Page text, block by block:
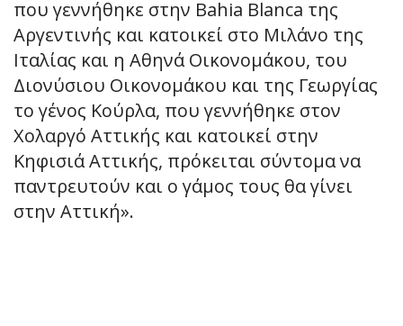
που γεννήθηκε στην Bahia Blanca της
Αργεντινής και κατοικεί στο Μιλάνο της
Ιταλίας και η Αθηνά Οικονομάκου, του
Διονύσιου Οικονομάκου και της Γεωργίας
το γένος Κούρλα, που γεννήθηκε στον
Χολαργό Αττικής και κατοικεί στην
Κηφισιά Αττικής, πρόκειται σύντομα να
παντρευτούν και ο γάμος τους θα γίνει
στην Αττική».